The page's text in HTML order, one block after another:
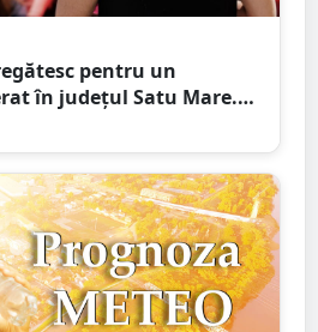
pentru un
în județul Satu Mare.
și profesionalism